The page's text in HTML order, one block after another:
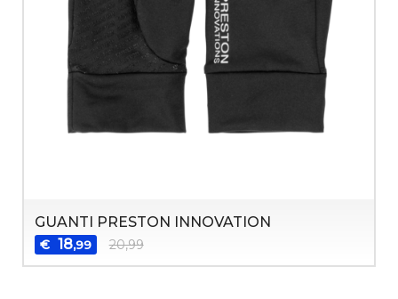
GUANTI PRESTON INNOVATION
€ 18,99 20,99